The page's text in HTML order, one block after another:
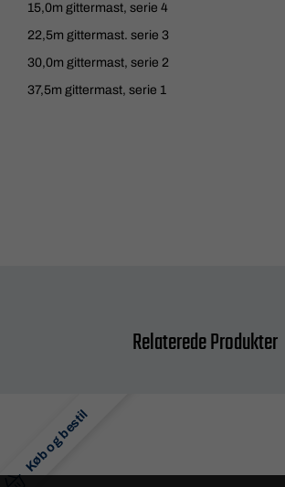
15,0m gittermast, serie 4
22,5m gittermast. serie 3
30,0m gittermast, serie 2
37,5m gittermast, serie 1
Relaterede Produkter
Køb og bestil